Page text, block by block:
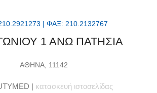
| ΦΑΞ: 210.2132767
1 ΑΝΩ ΠΑΤΗΣΙΑ
ΑΘΗΝΑ, 11142
| κατασκευή ιστοσελίδας